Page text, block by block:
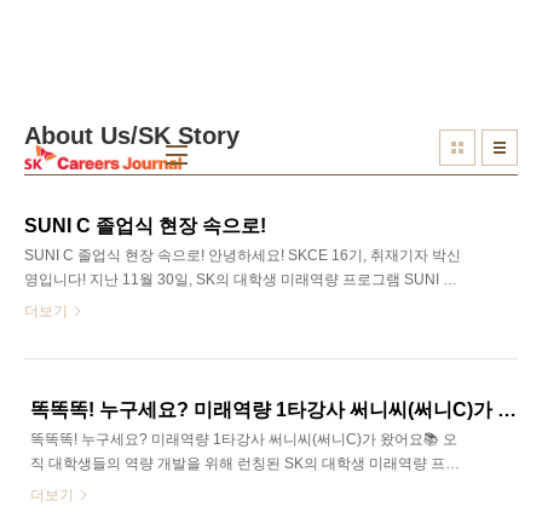
About Us/SK Story
SUNI C 졸업식 현장 속으로!
SUNI C 졸업식 현장 속으로! 안녕하세요! SKCE 16기, 취재기자 박신
영입니다! 지난 11월 30일, SK의 대학생 미래역량 프로그램​ SUNI C
의 1기 졸업식과 BM 프로젝트 최종 발표가 있었는데요, 그 뜨거웠던
었습니다. 본격적인 시작 전, 연말 느낌이 가득한 디너박스와 포토부
스가 졸업식의 분위기를 따뜻하게 만들어주었는데요, 오랜만에 만난
SUNI C들은 예쁘게 사진도 찍고, 맛있는 디너박스로 든든하게 졸업
식을 시작할 수 있었습니다! 6월부터 11월까지, 지난 5개월간 ..
더보기
똑똑똑! 누구세요? 미래역량 1타강사 써니씨(써니C)가 왔어요📚
똑똑똑! 누구세요? 미래역량 1타강사 써니씨(써니C)가 왔어요📚 오
직 대학생들의 역량 개발을 위해 런칭된 SK의 대학생 미래역량 프로
그램이 있다는 사실, 알고 계신가요? 바로 써니C입니다!😎 써니C는
더보기